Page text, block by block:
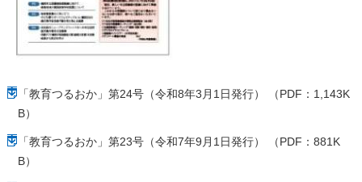
「教育つるおか」第24号（令和8年3月1日発行） （PDF：1,143K
B）
「教育つるおか」第23号（令和7年9月1日発行） （PDF：881K
B）